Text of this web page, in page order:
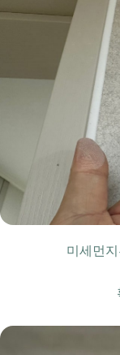
미세먼